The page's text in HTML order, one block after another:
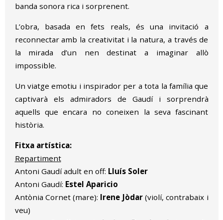
banda sonora rica i sorprenent.
L’obra, basada en fets reals, és una invitació a
reconnectar amb la creativitat i la natura, a través de
la mirada d’un nen destinat a imaginar allò
impossible.
Un viatge emotiu i inspirador per a tota la família que
captivarà els admiradors de Gaudí i sorprendrà
aquells que encara no coneixen la seva fascinant
història.
Fitxa artística:
Repartiment
Antoni Gaudí adult en off: Lluís Soler
Antoni Gaudí: Estel Aparicio
Antònia Cornet (mare): Irene Jòdar(violí, contrabaix i
veu)